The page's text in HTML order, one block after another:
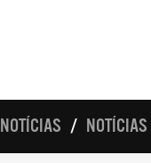
NOTÍCIAS NOTÍCIAS